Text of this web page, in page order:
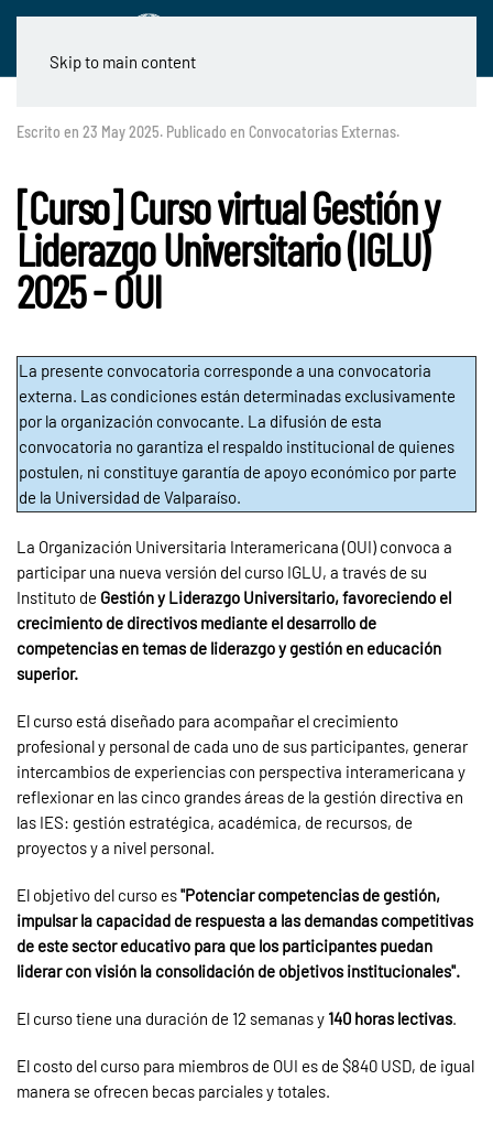
Skip to main content
Escrito en 23 May 2025. Publicado en Convocatorias Externas.
[Curso] Curso virtual Gestión y
Liderazgo Universitario (IGLU)
2025 - OUI
La presente convocatoria corresponde a una convocatoria
externa. Las condiciones están determinadas exclusivamente
por la organización convocante. La difusión de esta
convocatoria no garantiza el respaldo institucional de quienes
postulen, ni constituye garantía de apoyo económico por parte
de la Universidad de Valparaíso.
La Organización Universitaria Interamericana (OUI) convoca a
participar una nueva versión del curso IGLU, a través de su
Instituto de Gestión y Liderazgo Universitario, favoreciendo el
crecimiento de directivos mediante el desarrollo de
competencias en temas de liderazgo y gestión en educación
superior.
El curso está diseñado para acompañar el crecimiento
profesional y personal de cada uno de sus participantes, generar
intercambios de experiencias con perspectiva interamericana y
reflexionar en las cinco grandes áreas de la gestión directiva en
las IES: gestión estratégica, académica, de recursos, de
proyectos y a nivel personal.
El objetivo del curso es"Potenciar competencias de gestión,
impulsar la capacidad de respuesta a las demandas competitivas
de este sector educativo para que los participantes puedan
liderar con visión la consolidación de objetivos institucionales".
El curso tiene una duración de 12 semanas y 140 horas lectivas.
El costo del curso para miembros de OUI es de $840 USD, de igual
manera se ofrecen becas parciales y totales.